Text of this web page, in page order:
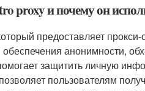
proxy и почему он
предоставляет
анонимности,
защитить личную
пользователям